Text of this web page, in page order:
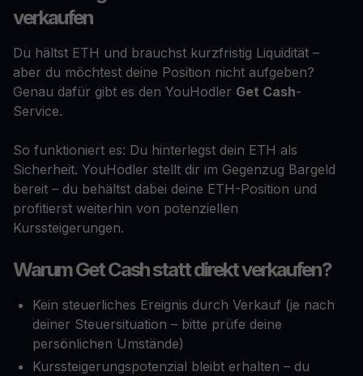
verkaufen
Du hältst ETH und brauchst kurzfristig Liquidität –
aber du möchtest deine Position nicht aufgeben?
Genau dafür gibt es den YouHodler Get Cash-
Service.
So funktioniert es: Du hinterlegst dein ETH als
Sicherheit. YouHodler stellt dir im Gegenzug Bargeld
bereit – du behältst dabei deine ETH-Position und
profitierst weiterhin von potenziellen
Kurssteigerungen.
Warum Get Cash statt direkt verkaufen?
Kein steuerliches Ereignis durch Verkauf (je nach
deiner Steuersituation – bitte prüfe deine
persönlichen Umstände)
Kurssteigerungspotenzial bleibt erhalten – du